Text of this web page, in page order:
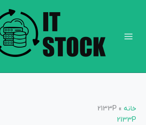
خانه »
2133P
2133P